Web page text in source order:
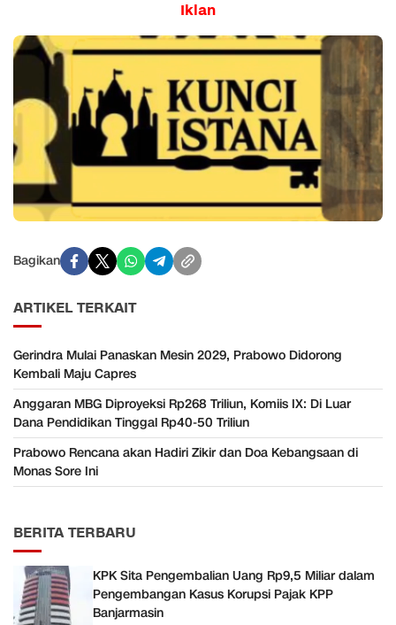
Iklan
Bagikan
ARTIKEL TERKAIT
Gerindra Mulai Panaskan Mesin 2029, Prabowo Didorong
Kembali Maju Capres
Anggaran MBG Diproyeksi Rp268 Triliun, Komiis IX: Di Luar
Dana Pendidikan Tinggal Rp40-50 Triliun
Prabowo Rencana akan Hadiri Zikir dan Doa Kebangsaan di
Monas Sore Ini
BERITA TERBARU
KPK Sita Pengembalian Uang Rp9,5 Miliar dalam
Pengembangan Kasus Korupsi Pajak KPP
Banjarmasin